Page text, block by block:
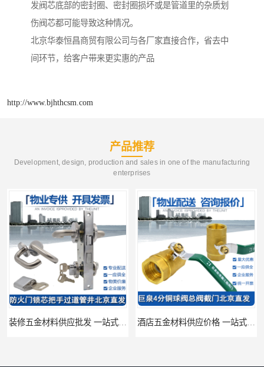
发阀芯底部的密封圈、密封圈损坏或是管道里的杂质划
伤阀芯都可能导致这种情况。
北京华泰恒昌商贸有限公司与各厂家直接合作，省去中
间环节，给客户带来更实惠的产品
http://www.bjhthcsm.com
产品推荐
Development, design, production and sales in one of the manufacturing
enterprises